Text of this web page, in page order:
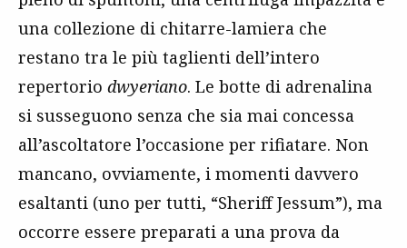
una collezione di chitarre-lamiera che
restano tra le più taglienti dell’intero
repertorio dwyeriano. Le botte di adrenalina
si susseguono senza che sia mai concessa
all’ascoltatore l’occasione per rifiatare. Non
mancano, ovviamente, i momenti davvero
esaltanti (uno per tutti, “Sheriff Jessum”), ma
occorre essere preparati a una prova da